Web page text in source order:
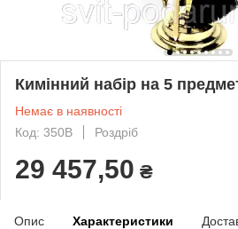
Кимінний набір на 5
Немає в наявності
Код: 350B
Роздріб
29 457,50 ₴
Опис Характеристики